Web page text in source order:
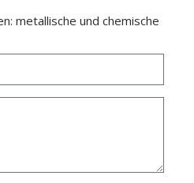
metallische und chemische